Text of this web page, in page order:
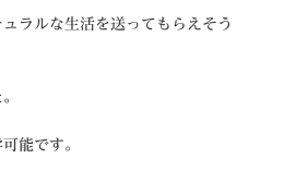
ラルな生活を送ってもらえそう
能です。